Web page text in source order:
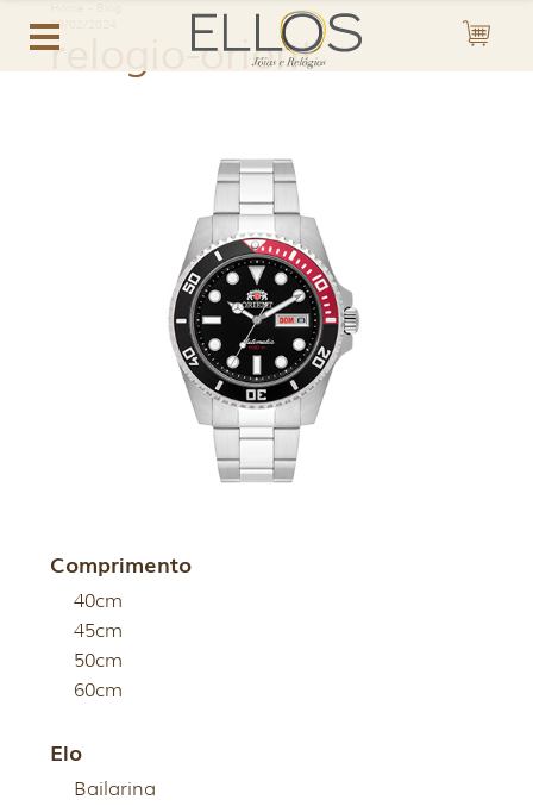
29/02/2024
relogio-orient
Comprimento
40cm
45cm
50cm
60cm
Elo
Bailarina